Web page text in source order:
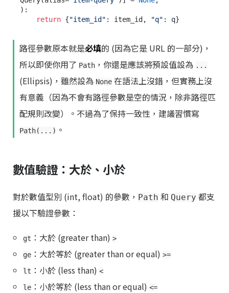
):
return {"item_id" : item_id, "q"
路徑參數原本就是必填的 (因為它是 URL 的一部分)，
所以即使你用了 Path ，你還是應該將預設值設為 ...
(Ellipsis)，雖然設為 None 在語法上沒錯，但實務上沒
有意義（因為不會有路徑參數是空的情況，除非路徑匹
配規則改變）。不過為了保持一致性，建議習慣寫
Path(...) 。
數值驗證：大於、小於
對於數值型別 (int, float) 的參數， Path 和 Query 都支
援以下驗證參數：
gt ：大於 (greater than) >
ge ：大於等於 (greater than or equal) >=
lt ：小於 (less than) <
le ：小於等於 (less than or equal) <=